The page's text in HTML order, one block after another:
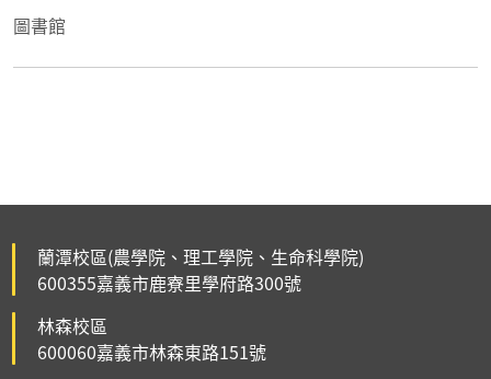
圖書館
蘭潭校區(農學院、理工學院、生命科學院)
600355嘉義市鹿寮里學府路300號
林森校區
600060嘉義市林森東路151號